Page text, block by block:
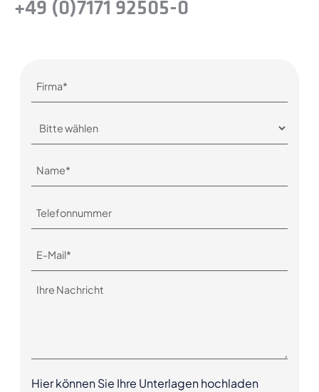
+49 (0)7171 92505-0
Hier können Sie Ihre Unterlagen hochladen